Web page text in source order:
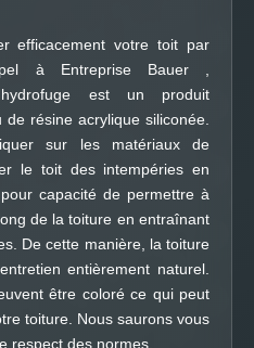
efficacement votre toit par
à Entreprise Bauer ,
est un produit
résine acrylique siliconée.
sur les matériaux de
le toit des intempéries en
capacité de permettre à
de la toiture en entraînant
De cette manière, la toiture
entièrement naturel.
être coloré ce qui peut
toiture. Nous saurons vous
respect des normes.